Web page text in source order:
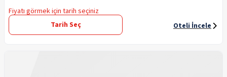
Fiyatı görmek için tarih seçiniz
Tarih Seç
Oteli İncele